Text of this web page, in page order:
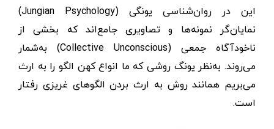
این در روان‌شناسی یونگی (Jungian Psychology)
نمایان‌گر نمونه‌ها و تصاویری جامع‌اند که بخشی از
ناخودآگاه جمعی (Collective Unconscious) به‌شمار
می‌روند. به‌نظر یونگ روشی که ما انواع کهن الگو را به ارث
می‌بریم همانند روش به ارث بردن الگوهای غریزی رفتار
است.